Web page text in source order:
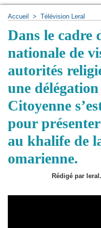
Accueil > Télévision Leral
Dans le cadre
nationale de
autorités
une
Citoyenne
pour
au khalife de
omarienne.
Rédigé par